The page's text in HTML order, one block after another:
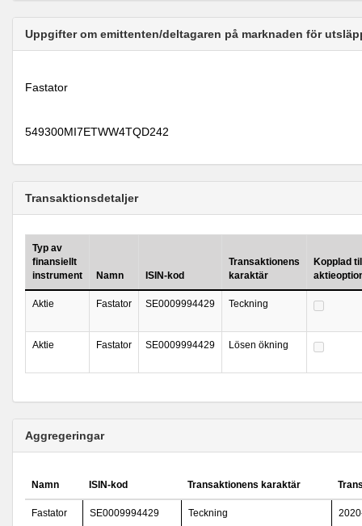
Uppgifter om emittenten/deltagaren på marknaden för
Fastator
549300MI7ETWW4TQD242
Transaktionsdetaljer
Typ av
finansiellt
instrument
Namn ISIN-kod
Transaktionens
karaktär
Kopplad
Aktie Fastator SE0009994429 Teckning
Aktie Fastator SE0009994429 Lösen ökning
Aggregeringar
Namn ISIN-kod Transaktionens karaktär
Fastator SE0009994429 Teckning